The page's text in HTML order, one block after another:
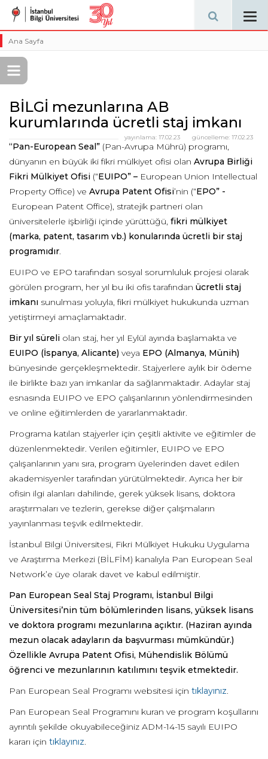
Ana Sayfa
BİLGİ mezunlarına AB
kurumlarında ücretli staj imkanı
güncelleme: 17.02.23
yayınlama: 17.02.23
“Pan-European Seal” (Pan-Avrupa Mührü) programı,
dünyanın en büyük iki fikri mülkiyet ofisi olan Avrupa Birliği
Fikri Mülkiyet Ofisi (“EUIPO” – European Union Intellectual
Property Office) ve Avrupa Patent Ofisi’nin (“EPO” -
European Patent Office), stratejik partneri olan
üniversitelerle işbirliği içinde yürüttüğü, fikri mülkiyet
(marka, patent, tasarım vb.) konularında ücretli bir staj
programıdır.
EUIPO ve EPO tarafından sosyal sorumluluk projesi olarak
görülen program, her yıl bu iki ofis tarafından ücretli staj
imkanı sunulması yoluyla, fikri mülkiyet hukukunda uzman
yetiştirmeyi amaçlamaktadır.
Bir yıl süreli olan staj, her yıl Eylül ayında başlamakta ve
EUIPO (İspanya, Alicante) veya EPO (Almanya, Münih)
bünyesinde gerçekleşmektedir. Stajyerlere aylık bir ödeme
ile birlikte bazı yan imkanlar da sağlanmaktadır. Adaylar staj
esnasında EUIPO ve EPO çalışanlarının yönlendirmesinden
ve online eğitimlerden de yararlanmaktadır.
Programa katılan stajyerler için çeşitli aktivite ve eğitimler de
düzenlenmektedir. Verilen eğitimler, EUIPO ve EPO
çalışanlarının yanı sıra, program üyelerinden davet edilen
akademisyenler tarafından yürütülmektedir. Ayrıca her bir
ofisin ilgi alanları dahilinde, gerek yüksek lisans, doktora
araştırmaları ve tezlerin, gerekse diğer çalışmaların
yayınlanması teşvik edilmektedir.
İstanbul Bilgi Üniversitesi, Fikri Mülkiyet Hukuku Uygulama
ve Araştırma Merkezi (BİLFİM) kanalıyla Pan European Seal
Network’e üye olarak davet ve kabul edilmiştir.
Pan European Seal Staj Programı, İstanbul Bilgi
Üniversitesi’nin tüm bölümlerinden lisans, yüksek lisans
ve doktora programı mezunlarına açıktır. (Haziran ayında
mezun olacak adayların da başvurması mümkündür.)
Özellikle Avrupa Patent Ofisi, Mühendislik Bölümü
öğrenci ve mezunlarının katılımını teşvik etmektedir.
Pan European Seal Programı websitesi için tıklayınız.
Pan European Seal Programını kuran ve program koşullarını
ayrıntılı şekilde okuyabileceğiniz ADM-14-15 sayılı EUIPO
kararı için tıklayınız.